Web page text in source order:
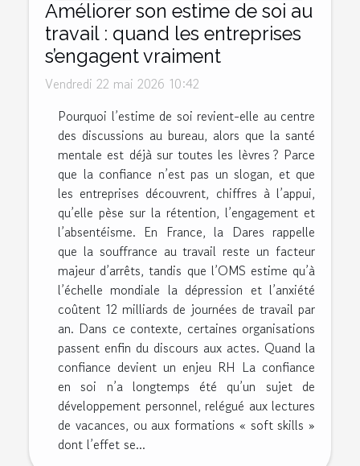
Améliorer son estime de soi au
travail : quand les entreprises
s’engagent vraiment
Vendredi 22 mai 2026 10:42
Pourquoi l’estime de soi revient-elle au centre
des discussions au bureau, alors que la santé
mentale est déjà sur toutes les lèvres ? Parce
que la confiance n’est pas un slogan, et que
les entreprises découvrent, chiffres à l’appui,
qu’elle pèse sur la rétention, l’engagement et
l’absentéisme. En France, la Dares rappelle
que la souffrance au travail reste un facteur
majeur d’arrêts, tandis que l’OMS estime qu’à
l’échelle mondiale la dépression et l’anxiété
coûtent 12 milliards de journées de travail par
an. Dans ce contexte, certaines organisations
passent enfin du discours aux actes. Quand la
confiance devient un enjeu RH La confiance
en soi n’a longtemps été qu’un sujet de
développement personnel, relégué aux lectures
de vacances, ou aux formations « soft skills »
dont l’effet se...